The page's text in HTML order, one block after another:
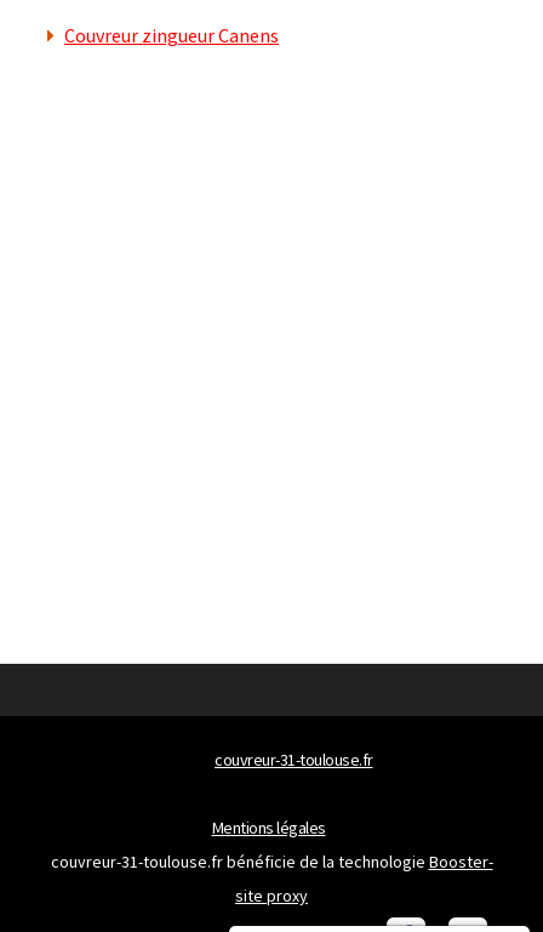
Couvreur zingueur Canens
couvreur-31-toulouse.fr
Mentions légales
couvreur-31-toulouse.fr bénéficie de la technologie Booster-
site proxy